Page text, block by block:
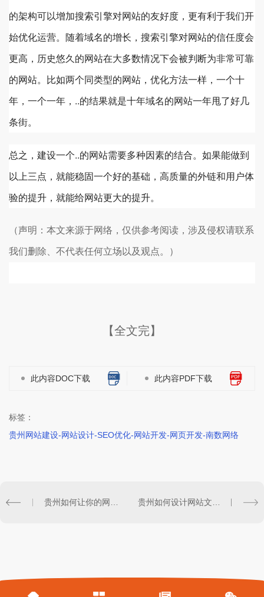
的架构可以增加搜索引擎对网站的友好度，更有利于我们开
始优化运营。随着域名的增长，搜索引擎对网站的信任度会
更高，历史悠久的网站在大多数情况下会被判断为非常可靠
的网站。比如两个同类型的网站，优化方法一样，一个十
年，一个一年，..的结果就是十年域名的网站一年甩了好几
条街。
总之，建设一个..的网站需要多种因素的结合。如果能做到
以上三点，就能稳固一个好的基础，高质量的外链和用户体
验的提升，就能给网站更大的提升。
（声明：本文来源于网络，仅供参考阅读，涉及侵权请联系
我们删除、不代表任何立场以及观点。）
【全文完】
此内容DOC下载 此内容PDF下载
标签：
贵州网站建设-网站设计-SEO优化-网站开发-网页开发-南数网络